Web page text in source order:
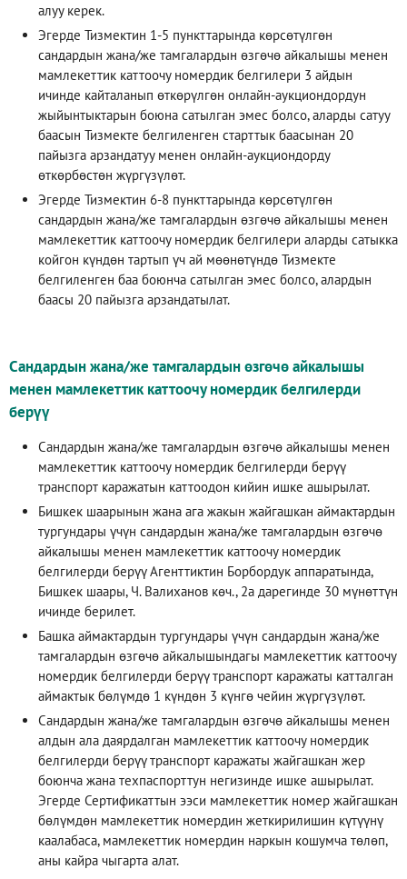
алуу керек.
Эгерде Тизмектин 1-5 пункттарында көрсөтүлгөн
сандардын жана/же тамгалардын өзгөчө айкалышы менен
мамлекеттик каттоочу номердик белгилери 3 айдын
ичинде кайталанып өткөрүлгөн онлайн-аукциондордун
жыйынтыктарын боюна сатылган эмес болсо, аларды сатуу
баасын Тизмекте белгиленген старттык баасынан 20
пайызга арзандатуу менен онлайн-аукциондорду
өткөрбөстөн жүргүзүлөт.
Эгерде Тизмектин 6-8 пункттарында көрсөтүлгөн
сандардын жана/же тамгалардын өзгөчө айкалышы менен
мамлекеттик каттоочу номердик белгилери аларды сатыкка
койгон күндөн тартып үч ай мөөнөтүндө Тизмекте
белгиленген баа боюнча сатылган эмес болсо, алардын
баасы 20 пайызга арзандатылат.
Сандардын жана/же тамгалардын өзгөчө айкалышы
менен мамлекеттик каттоочу номердик белгилерди
берүү
Сандардын жана/же тамгалардын өзгөчө айкалышы менен
мамлекеттик каттоочу номердик белгилерди берүү
транспорт каражатын каттоодон кийин ишке ашырылат.
Бишкек шаарынын жана ага жакын жайгашкан аймактардын
тургундары үчүн сандардын жана/же тамгалардын өзгөчө
айкалышы менен мамлекеттик каттоочу номердик
белгилерди берүү Агенттиктин Борбордук аппаратында,
Бишкек шаары, Ч. Валиханов көч., 2а дарегинде 30 мүнөттүн
ичинде берилет.
Башка аймактардын тургундары үчүн сандардын жана/же
тамгалардын өзгөчө айкалышындагы мамлекеттик каттоочу
номердик белгилерди берүү транспорт каражаты катталган
аймактык бөлүмдө 1 күндөн 3 күнгө чейин жүргүзүлөт.
Сандардын жана/же тамгалардын өзгөчө айкалышы менен
алдын ала даярдалган мамлекеттик каттоочу номердик
белгилерди берүү транспорт каражаты жайгашкан жер
боюнча жана техпаспорттун негизинде ишке ашырылат.
Эгерде Сертификаттын ээси мамлекеттик номер жайгашкан
бөлүмдөн мамлекеттик номердин жеткирилишин күтүүнү
каалабаса, мамлекеттик номердин наркын кошумча төлөп,
аны кайра чыгарта алат.